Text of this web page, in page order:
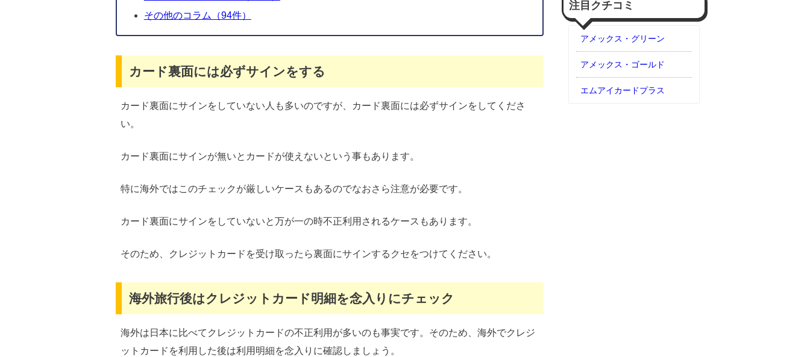
その他のコラム（94件）
カード裏面には必ずサインをする
カード裏面にサインをしていない人も多いのですが、カード裏面には必ずサインをしてくださ
い。
カード裏面にサインが無いとカードが使えないという事もあります。
特に海外ではこのチェックが厳しいケースもあるのでなおさら注意が必要です。
カード裏面にサインをしていないと万が一の時不正利用されるケースもあります。
そのため、クレジットカードを受け取ったら裏面にサインするクセをつけてください。
海外旅行後はクレジットカード明細を念入りにチェック
海外は日本に比べてクレジットカードの不正利用が多いのも事実です。そのため、海外でクレジ
ットカードを利用した後は利用明細を念入りに確認しましょう。
注目クチコミ
アメックス・グリーン
アメックス・ゴールド
エムアイカードプラス